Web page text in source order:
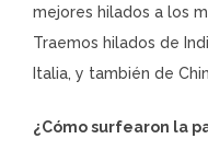
mejores hilados a los
Traemos hilados de
Italia, y también de
¿Cómo surfearon la